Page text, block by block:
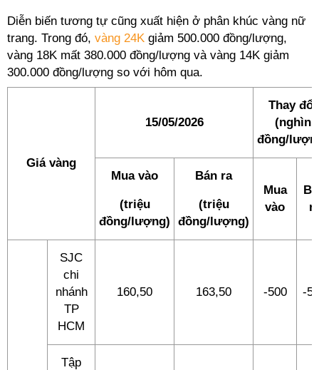
Diễn biến tương tự cũng xuất hiện ở phân khúc vàng nữ
trang. Trong đó, vàng 24K giảm 500.000 đồng/lượng,
vàng 18K mất 380.000 đồng/lượng và vàng 14K giảm
300.000 đồng/lượng so với hôm qua.
Giá vàng
15/05/2026
Thay đổi
(nghìn
đồng/
Mua vào
(triệu
đồng/lượng)
Bán ra
(triệu
đồng/lượng)
Mua
vào
SJC
chi
nhánh
TP
HCM
160,50 163,50 -500 -
Tập